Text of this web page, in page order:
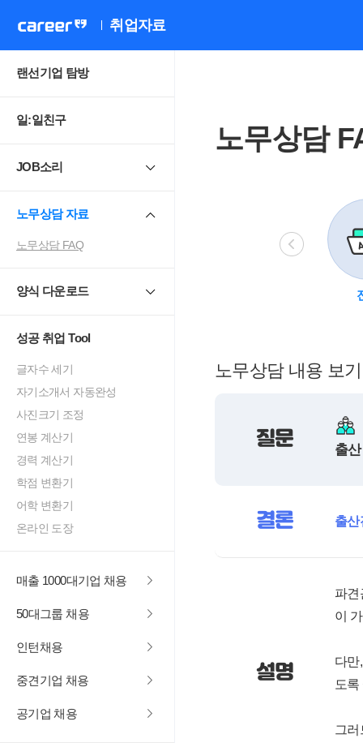
취업자료
랜선기업 탐방
일:일친구
JOB소리
노무상담 자료
노무상담 FAQ
양식 다운로드
성공 취업 Tool
글자수 세기
자기소개서 자동완성
사진크기 조정
연봉 계산기
경력 계산기
학점 변환기
어학 변환기
온라인 도장
매출 1000대기업 채용
50대그룹 채용
인턴채용
중견기업 채용
공기업 채용
노무상담
비정규직 모성보호
노무상담 내용 보기
질문 출
결론 출산
설명
파견
이
다만
도
그